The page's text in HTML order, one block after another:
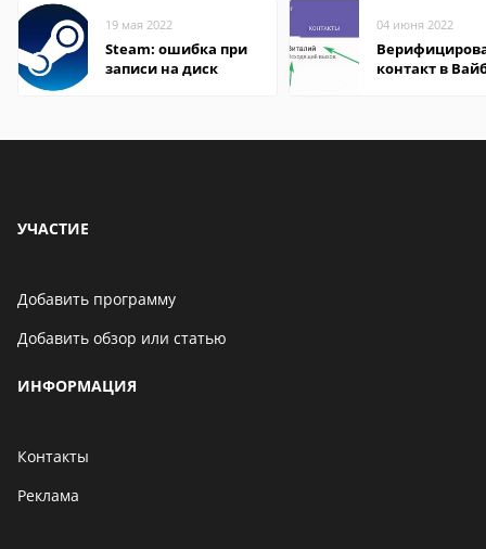
19 мая 2022
Steam: ошибка при
записи на диск
04 июня 2022
контакт в
УЧАСТИЕ
Добавить программу
Добавить обзор или статью
ИНФОРМАЦИЯ
Контакты
Реклама